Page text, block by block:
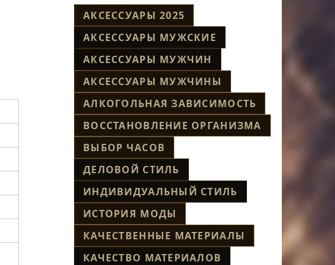
АКСЕССУАРЫ 2025
АКСЕССУАРЫ МУЖСКИЕ
АКСЕССУАРЫ МУЖЧИН
АКСЕССУАРЫ МУЖЧИНЫ
АЛКОГОЛЬНАЯ ЗАВИСИМОСТЬ
ВОССТАНОВЛЕНИЕ ОРГАНИЗМА
ВЫБОР ЧАСОВ
ДЕЛОВОЙ СТИЛЬ
ИНДИВИДУАЛЬНЫЙ СТИЛЬ
ИСТОРИЯ МОДЫ
КАЧЕСТВЕННЫЕ МАТЕРИАЛЫ
КАЧЕСТВО МАТЕРИАЛОВ